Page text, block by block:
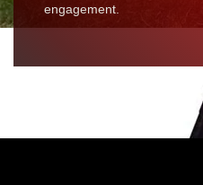
engagement.